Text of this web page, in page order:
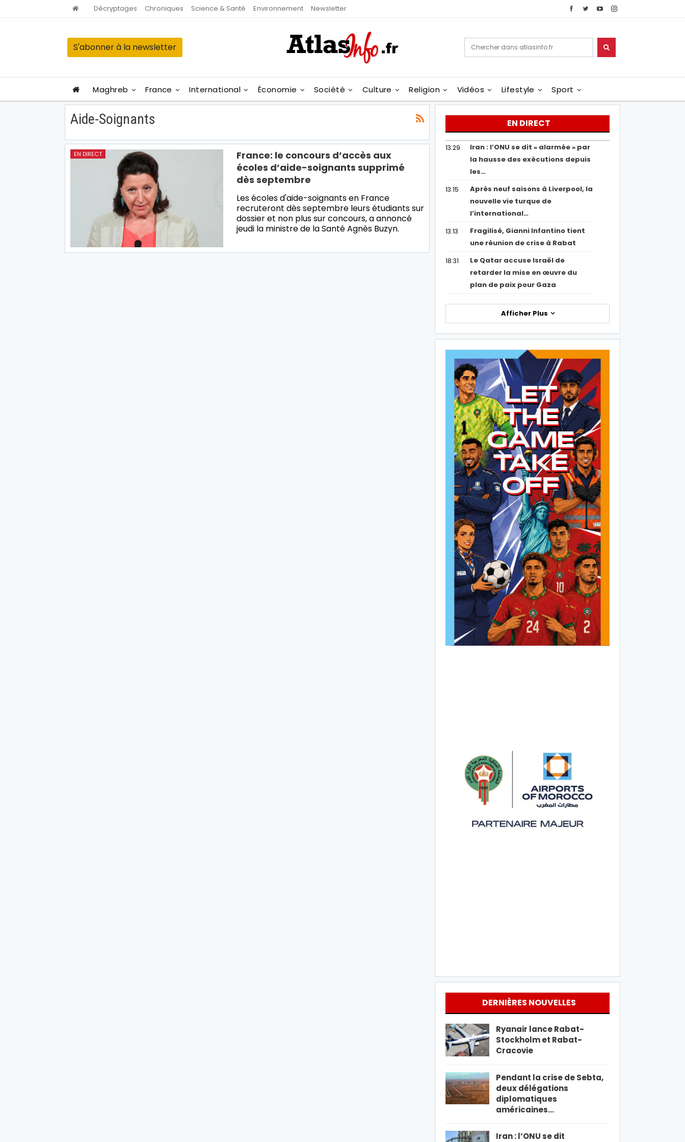
Décryptages Chroniques Science & Santé Environnement Newsletter
S'abonner à la newsletter
Maghreb France International Économie Société Culture Religion Vidéos Lifestyle Sport
Aide-Soignants
EN DIRECT
France: le concours d’accès aux
écoles d’aide-soignants supprimé
dès septembre
Les écoles d'aide-soignants en France
recruteront dès septembre leurs étudiants sur
dossier et non plus sur concours, a annoncé
jeudi la ministre de la Santé Agnès Buzyn.
EN DIRECT
13:29
Iran : l’ONU se dit « alarmée » par
la hausse des exécutions depuis
les…
13:15
Après neuf saisons à Liverpool, la
nouvelle vie turque de
l’international…
13:13
Fragilisé, Gianni Infantino tient
une réunion de crise à Rabat
18:31
Le Qatar accuse Israël de
retarder la mise en œuvre du
plan de paix pour Gaza
Afficher Plus
DERNIÈRES NOUVELLES
Ryanair lance Rabat-
Stockholm et Rabat-
Cracovie
Pendant la crise de Sebta,
deux délégations
diplomatiques
américaines…
Iran : l’ONU se dit